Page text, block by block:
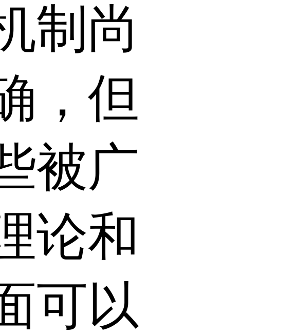
制尚
，但
被广
论和
可以